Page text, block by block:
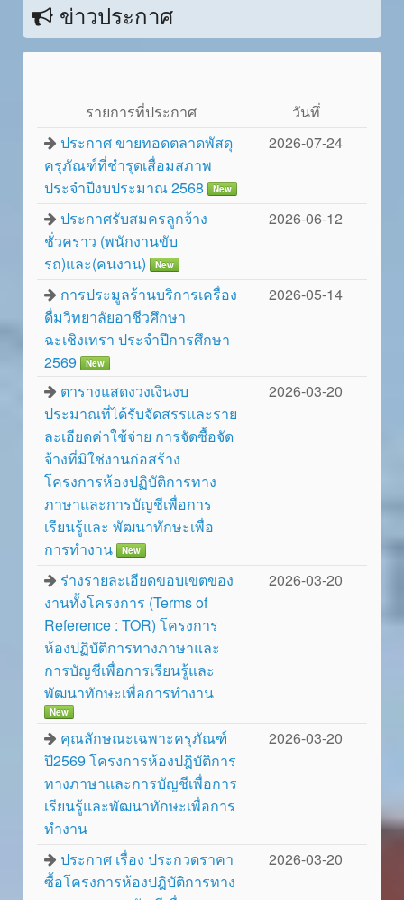
ข่าวประกาศ
รายการที่ประกาศ
วันทึ่
ประกาศ ขายทอดตลาดพัสดุ
ครุภัณฑ์ที่ชำรุดเสื่อมสภาพ
ประจำปีงบประมาณ 2568
New
2026-07-24
ประกาศรับสมครลูกจ้าง
ชั่วคราว (พนักงานขับ
รถ)และ(คนงาน)
New
2026-06-12
การประมูลร้านบริการเครื่อง
ดื่มวิทยาลัยอาชีวศึกษา
ฉะเชิงเทรา ประจำปีการศึกษา
2569
New
2026-05-14
ตารางแสดงวงเงินงบ
ประมาณที่ได้รับจัดสรรและราย
ละเอียดค่าใช้จ่าย การจัดซื้อจัด
จ้างที่มิใช่งานก่อสร้าง
โครงการห้องปฏิบัติการทาง
ภาษาและการบัญชีเพื่อการ
เรียนรู้และ พัฒนาทักษะเพื่อ
การทำงาน
New
2026-03-20
ร่างรายละเอียดขอบเขตของ
งานทั้งโครงการ (Terms of
Reference : TOR) โครงการ
ห้องปฏิบัติการทางภาษาและ
การบัญชีเพื่อการเรียนรู้และ
พัฒนาทักษะเพื่อการทำงาน
New
2026-03-20
คุณลักษณะเฉพาะครุภัณฑ์
ปี2569 โครงการห้องปฎิบัติการ
ทางภาษาและการบัญชีเพื่อการ
เรียนรู้และพัฒนาทักษะเพื่อการ
ทำงาน
2026-03-20
ประกาศ เรื่อง ประกวดราคา
ซื้อโครงการห้องปฎิบัติการทาง
2026-03-20